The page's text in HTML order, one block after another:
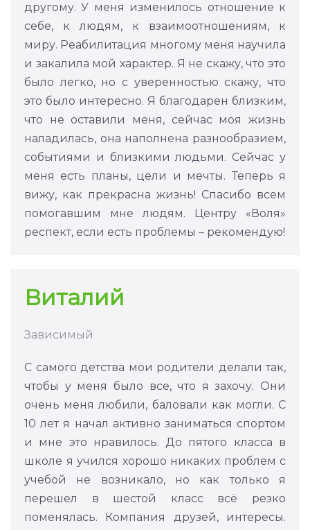
другому. У меня изменилось отношение к
себе, к людям, к взаимоотношениям, к
миру. Реабилитация многому меня научила
и закалила мой характер. Я не скажу, что это
было легко, но с уверенностью скажу, что
это было интересно. Я благодарен близким,
что не оставили меня, сейчас моя жизнь
наладилась, она наполнена разнообразием,
событиями и близкими людьми. Сейчас у
меня есть планы, цели и мечты. Теперь я
вижу, как прекрасна жизнь! Спасибо всем
помогавшим мне людям. Центру «Воля»
респект, если есть проблемы – рекомендую!
Виталий
Зависимый
С самого детства мои родители делали так,
чтобы у меня было все, что я захочу. Они
очень меня любили, баловали как могли. С
10 лет я начал активно заниматься спортом
и мне это нравилось. До пятого класса в
школе я учился хорошо никаких проблем с
учебой не возникало, но как только я
перешел в шестой класс всё резко
поменялась. Компания друзей, интересы.